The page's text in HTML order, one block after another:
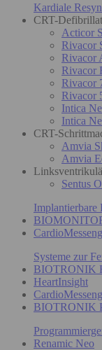
Kardiale
CRT-
Acticor
Rivacor
Rivacor
Rivacor
Rivacor
Rivacor
Intica
Intica
CRT-
Amvia
Amvia
Sentus
Systeme zur
BIOTRONIK
HeartInsight
BIOTRONIK
Renamic Neo